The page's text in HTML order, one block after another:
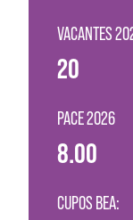
VACANTES
20
PACE 2026
8.00
CUPOS BEA: